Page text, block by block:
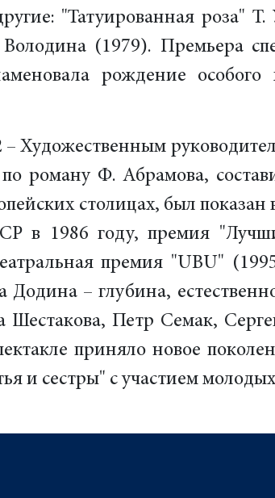
"Татуированная роза"
(1979). Премьера
рождение особого
Художественным
роману Ф. Абрамова,
столицах, был
в 1986 году, премия
премия "UBU"
– глубина,
Шестакова, Петр Семак,
приняло новое
и сестры" с участием